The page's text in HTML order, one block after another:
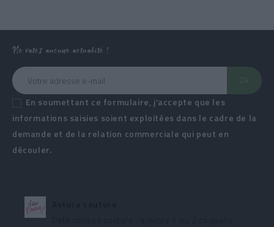
Ne ratez aucune actualité !
En soumettant ce formulaire, j'accepte que les
informations saisies soient exploitées dans le cadre de la
demande et de la relation commerciale qui peut en
découler.